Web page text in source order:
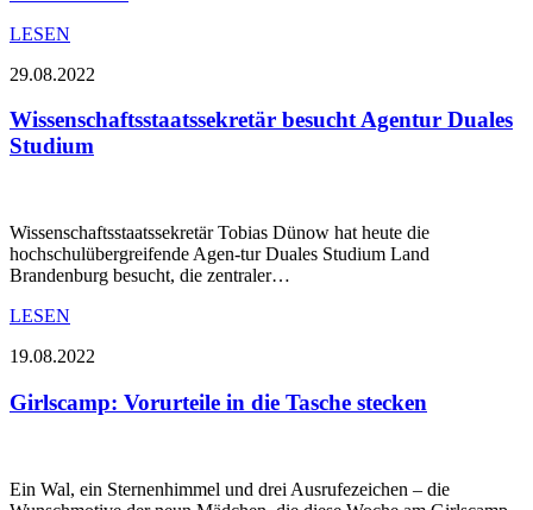
LESEN
29.08.2022
Wissenschaftsstaatssekretär besucht Agentur Duales
Studium
Wissenschaftsstaatssekretär Tobias Dünow hat heute die
hochschulübergreifende Agen-tur Duales Studium Land
Brandenburg besucht, die zentraler…
LESEN
19.08.2022
Girlscamp: Vorurteile in die Tasche stecken
Ein Wal, ein Sternenhimmel und drei Ausrufezeichen – die